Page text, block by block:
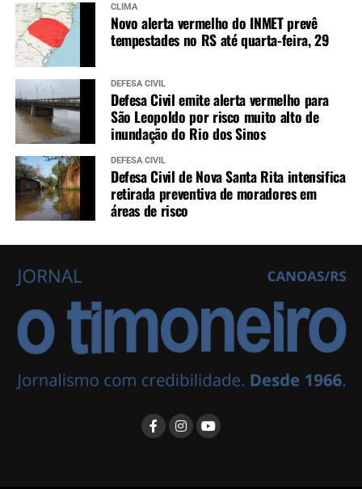
CLIMA
Novo alerta vermelho do INMET prevê
tempestades no RS até quarta-feira, 29
DEFESA CIVIL
Defesa Civil emite alerta vermelho para
São Leopoldo por risco muito alto de
inundação do Rio dos Sinos
DEFESA CIVIL
Defesa Civil de Nova Santa Rita intensifica
retirada preventiva de moradores em
áreas de risco